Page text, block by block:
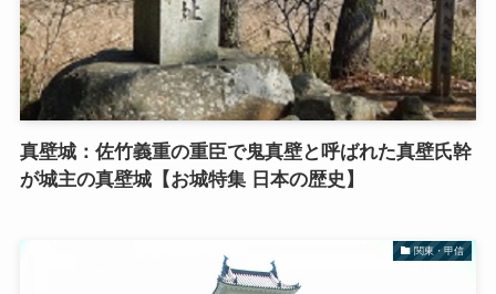
真壁城：佐竹義重の重臣で鬼真壁と呼ばれた真壁氏幹
が城主の真壁城【お城特集 日本の歴史】
関東・甲信